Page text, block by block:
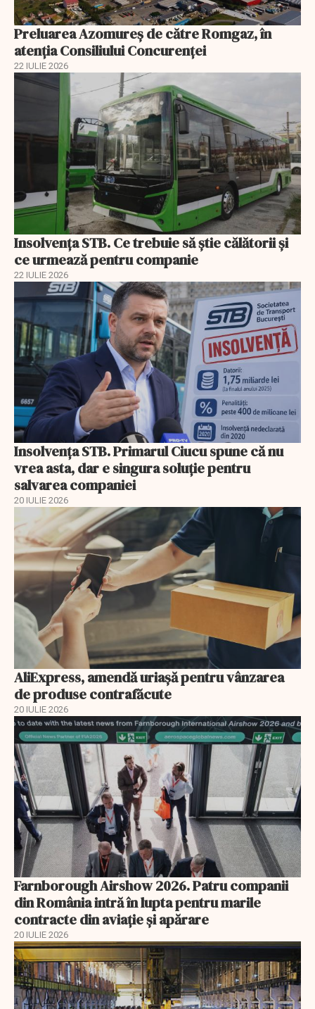
Preluarea Azomureş de către Romgaz, în
atenţia Consiliului Concurenţei
22 IULIE 2026
Insolvenţa STB. Ce trebuie să ştie călătorii şi
ce urmează pentru companie
22 IULIE 2026
Insolvenţa STB. Primarul Ciucu spune că nu
vrea asta, dar e singura soluţie pentru
salvarea companiei
20 IULIE 2026
AliExpress, amendă uriaşă pentru vânzarea
de produse contrafăcute
20 IULIE 2026
Farnborough Airshow 2026. Patru companii
din România intră în lupta pentru marile
contracte din aviație și apărare
20 IULIE 2026